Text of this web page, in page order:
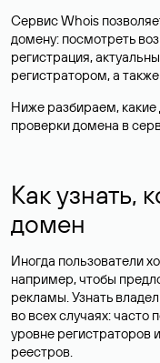
Сервис Whois
домену: посмотреть
регистрация,
регистратором, а также
Ниже разбираем,
проверки домена в
Как узнать,
домен
Иногда пользователи
например, чтобы
рекламы. Узнать
во всех случаях:
уровне регистраторов
реестров.